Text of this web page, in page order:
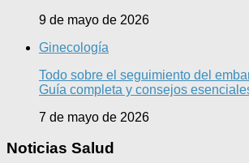
9 de mayo de 2026
Ginecología
Todo sobre el seguimiento del
Guía completa y consejos
7 de mayo de 2026
Noticias Salud